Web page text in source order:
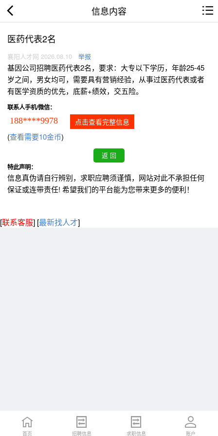
信息内容
医药代表2名
襄阳人才网 2026.08.10 举报
基因公司招聘医药代表2名，要求：大专以下学历，年龄25-45
岁之间，男女均可，需要具有营销经验，从事过医药代表或者
有医学资质的优先，底薪+绩效，交五险。
联系人手机/微信：
188****9978 点击查看完整信息
(查看需要10金币)
特此声明：
信息真伪请自行辨别，求职应聘须谨慎，网站对此不承担任何
保证或连带责任! 希望我们的平台能为您带来更多的便利！
[联系客服] [最新找人才]
首页 招聘信息 求职信息 账户